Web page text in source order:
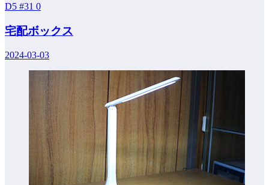
D5 #31 0
宅配ボックス
2024-03-03